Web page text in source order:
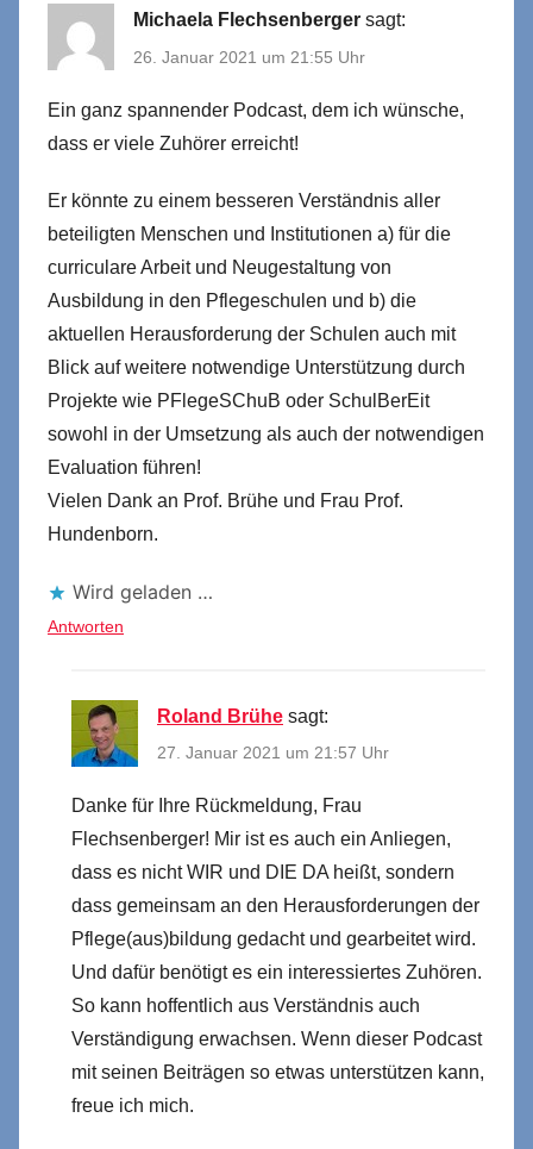
Michaela Flechsenberger sagt:
26. Januar 2021 um 21:55 Uhr
Ein ganz spannender Podcast, dem ich wünsche,
dass er viele Zuhörer erreicht!
Er könnte zu einem besseren Verständnis aller
beteiligten Menschen und Institutionen a) für die
curriculare Arbeit und Neugestaltung von
Ausbildung in den Pflegeschulen und b) die
aktuellen Herausforderung der Schulen auch mit
Blick auf weitere notwendige Unterstützung durch
Projekte wie PFlegeSChuB oder SchulBerEit
sowohl in der Umsetzung als auch der notwendigen
Evaluation führen!
Vielen Dank an Prof. Brühe und Frau Prof.
Hundenborn.
Wird geladen …
Antworten
Roland Brühe sagt:
27. Januar 2021 um 21:57 Uhr
Danke für Ihre Rückmeldung, Frau
Flechsenberger! Mir ist es auch ein Anliegen,
dass es nicht WIR und DIE DA heißt, sondern
dass gemeinsam an den Herausforderungen der
Pflege(aus)bildung gedacht und gearbeitet wird.
Und dafür benötigt es ein interessiertes Zuhören.
So kann hoffentlich aus Verständnis auch
Verständigung erwachsen. Wenn dieser Podcast
mit seinen Beiträgen so etwas unterstützen kann,
freue ich mich.